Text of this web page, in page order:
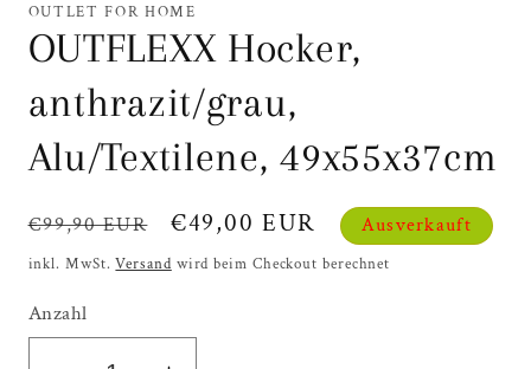
OUTLET FOR HOME
OUTFLEXX Hocker,
anthrazit/grau,
Alu/Textilene, 49x55x37cm
Normaler
Preis
€99,90 EUR Verkaufspreis
€49,00 EUR Ausverkauft
inkl. MwSt.Versandwird beim Checkout berechnet
Anzahl